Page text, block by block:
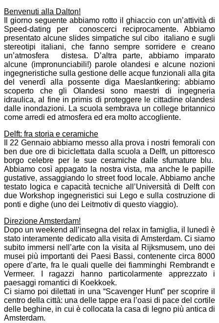
Benvenuti alla Dalton!
Il giorno seguente abbiamo rotto il ghiaccio con un’attività di
Speed-dating per conoscerci reciprocamente. Abbiamo
presentato alcune slides simpatiche sul cibo italiano e sugli
stereotipi italiani, che fanno sempre sorridere e creano
un’atmosfera distesa. D’altra parte, abbiamo imparato
alcune (impronunciabili!) parole olandesi e alcune nozioni
ingegneristiche sulla gestione delle acque funzionali alla gita
del venerdì alla possente diga Maeslantkering: abbiamo
scoperto che gli Olandesi sono maestri di ingegneria
idraulica, al fine in primis di proteggere le cittadine olandesi
dalle inondazioni. La scuola sembrava un college britannico
come arredi ed atmosfera ed era molto accogliente.
Delft: fra storia e ceramiche
Il 22 Gennaio abbiamo messo alla prova i nostri femorali con
ben due ore di biciclettata dalla scuola a Delft, un pittoresco
borgo celebre per le sue ceramiche dalle sfumature blu.
Abbiamo così appagato la nostra vista, ma anche le papille
gustative, assaggiando lo street food locale. Abbiamo anche
testato logica e capacità tecniche all’Università di Delft con
due Workshop ingegneristici sui Lego e sulla costruzione di
ponti e dighe (uno dei Leitmotiv di questo viaggio).
Direzione Amsterdam!
Dopo un weekend all’insegna del relax in famiglia, il lunedì è
stato interamente dedicato alla visita di Amsterdam. Ci siamo
subito immersi nell’arte con la visita al Rijksmusem, uno dei
musei più importanti dei Paesi Bassi, contenente circa 8000
opere d’arte, fra le quali quelle dei fiamminghi Rembrandt e
Vermeer. I ragazzi hanno particolarmente apprezzato i
paesaggi romantici di Koekkoek.
Ci siamo poi dilettati in una “Scavenger Hunt” per scoprire il
centro della città: una delle tappe era l’oasi di pace del cortile
delle beghine, in cui è collocata la casa di legno più antica di
Amsterdam.